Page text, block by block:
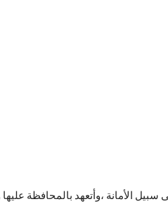
،وأتعهد بالمحافظة عليها